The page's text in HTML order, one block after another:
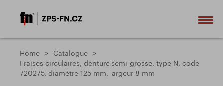
Home
Catalogue
Fraises circulaires, denture semi-grosse, type N, code
720275, diamètre 125 mm, largeur 8 mm